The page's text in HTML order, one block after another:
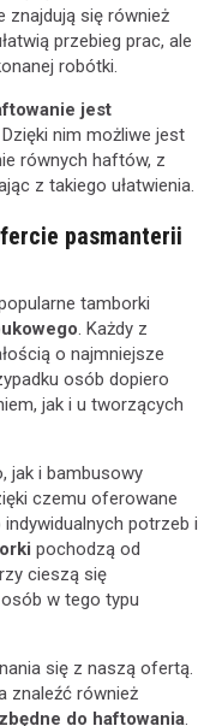
znajdują się również
przebieg prac, ale
robótki.
jest
Dzięki nim możliwe jest
równych haftów, z
z takiego ułatwienia.
pasmanterii
tamborki
. Każdy z
o najmniejsze
osób dopiero
jak i u tworzących
jak i bambusowy
czemu oferowane
potrzeb i
pochodzą od
cieszą się
w tego typu
się z naszą ofertą.
znaleźć również
do haftowania.